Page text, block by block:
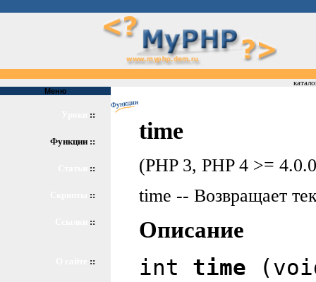
Меню
::
Функции ::
::
::
::
::
time
(PHP 3, PHP 4 >=
time -- Возвращает
Описание
int time